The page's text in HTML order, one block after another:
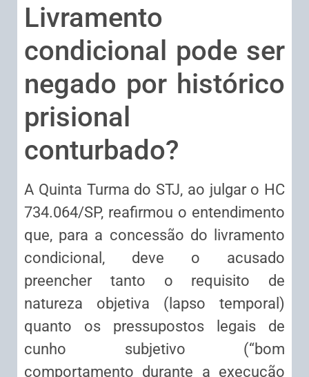
Livramento
condicional pode ser
negado por histórico
prisional
conturbado?
A Quinta Turma do STJ, ao julgar o HC
734.064/SP, reafirmou o entendimento
que, para a concessão do livramento
condicional, deve o acusado
preencher tanto o requisito de
natureza objetiva (lapso temporal)
quanto os pressupostos legais de
cunho subjetivo (“bom
comportamento durante a execução